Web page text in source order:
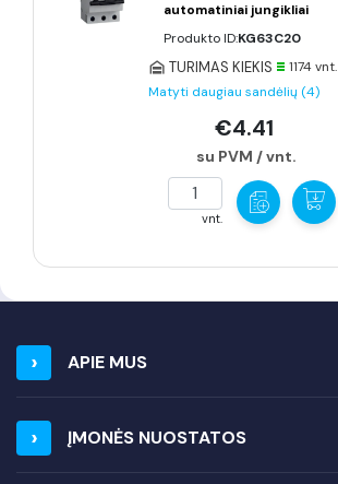
automatiniai jungikliai
Produkto ID:KG63C20
1174 vnt.
TURIMAS KIEKIS
Matyti daugiau sandėlių (4)
€4.41
su PVM / vnt.
vnt.
APIE MUS
ĮMONĖS NUOSTATOS